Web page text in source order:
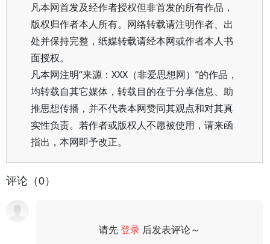
凡本网首发及经作者授权但非首发的所有作品，
版权归作者本人所有。网络转载请注明作者、出
处并保持完整，纸媒转载请经本网或作者本人书
面授权。
凡本网注明“来源：XXX（非爱思想网）”的作品，
均转载自其它媒体，转载目的在于分享信息、助
推思想传播，并不代表本网赞同其观点和对其真
实性负责。若作者或版权人不愿被使用，请来函
指出，本网即予改正。
评论（0）
请先登录 后发表评论～